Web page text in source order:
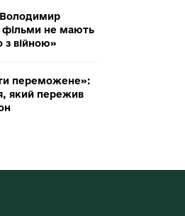
Володимир
фільми не мають
з війною»
переможене»:
який пережив